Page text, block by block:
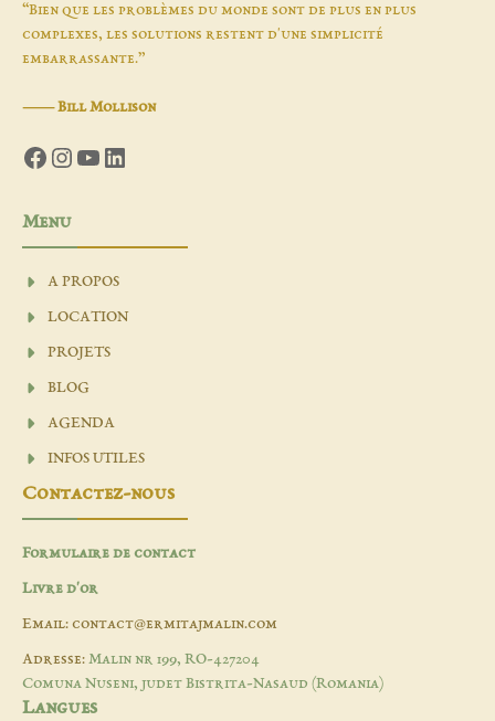
“Bien que les problèmes du monde sont de plus en plus
complexes, les solutions restent d'une simplicité
embarrassante.”
―Bill Mollison
Facebook
Instagram
YouTube
LinkedIn
Menu
A PROPOS
LOCATION
PROJETS
BLOG
AGENDA
INFOS UTILES
Contactez-nous
Formulaire de contact
Livre d'or
Email: contact@ermitajmalin.com
Adresse: Malin nr 199, RO-427204
Comuna Nuseni, judet Bistrita-Nasaud (Romania)
Langues